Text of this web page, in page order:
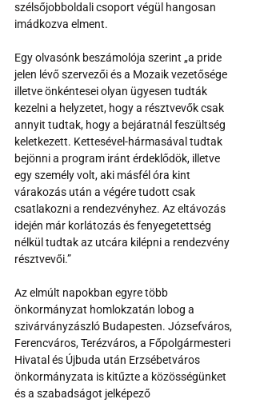
szélsőjobboldali csoport végül hangosan
imádkozva elment.
Egy olvasónk beszámolója szerint „a pride
jelen lévő szervezői és a Mozaik vezetősége
illetve önkéntesei olyan ügyesen tudták
kezelni a helyzetet, hogy a résztvevők csak
annyit tudtak, hogy a bejáratnál feszültség
keletkezett. Kettesével-hármasával tudtak
bejönni a program iránt érdeklődök, illetve
egy személy volt, aki másfél óra kint
várakozás után a végére tudott csak
csatlakozni a rendezvényhez. Az eltávozás
idején már korlátozás és fenyegetettség
nélkül tudtak az utcára kilépni a rendezvény
résztvevői.”
Az elmúlt napokban egyre több
önkormányzat homlokzatán lobog a
szivárványzászló Budapesten. Józsefváros,
Ferencváros, Terézváros, a Főpolgármesteri
Hivatal és Újbuda után Erzsébetváros
önkormányzata is kitűzte a közösségünket
és a szabadságot jelképező